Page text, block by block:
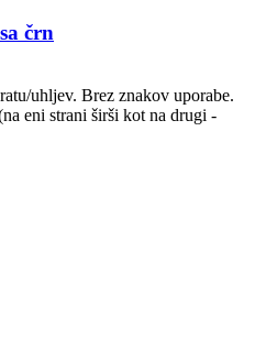
črn
uhljev. Brez znakov uporabe.
eni strani širši kot na drugi -